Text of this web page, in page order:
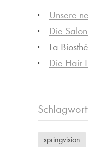
Unsere neue
Die Salon
La Biosthétique
Die Hair Looks der La
springvision